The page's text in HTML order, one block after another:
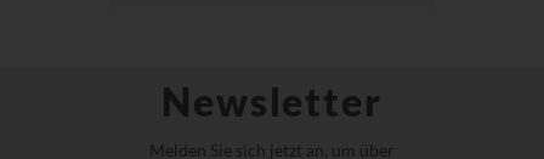
Newsletter
Melden Sie sich jetzt an, um über